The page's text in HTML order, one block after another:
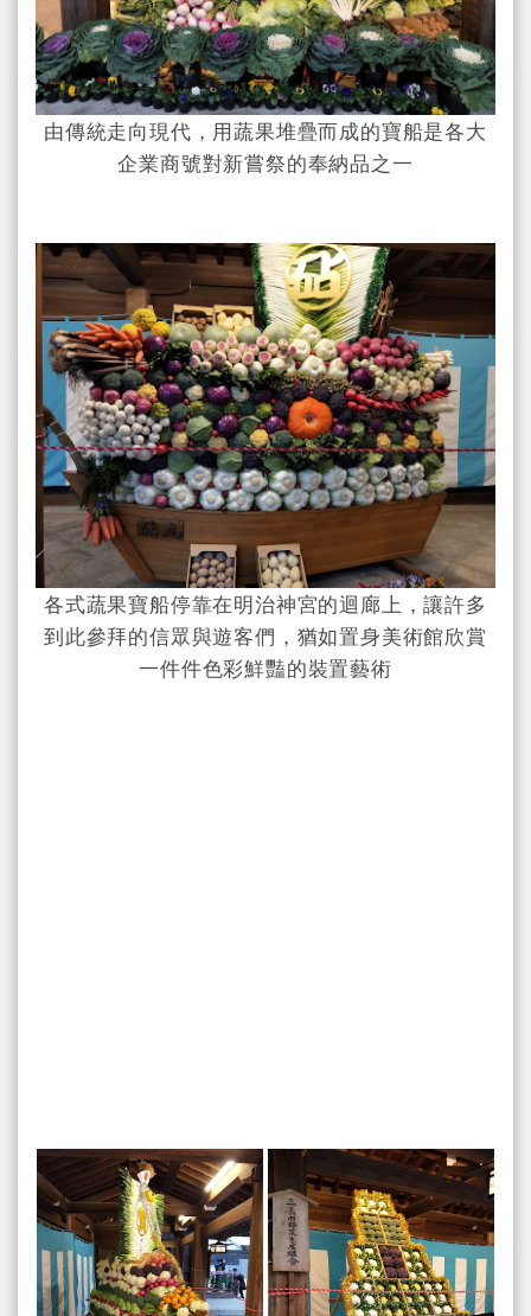
由傳統走向現代，用蔬果堆疊而成的寶船是各大
企業商號對新嘗祭的奉納品之一
各式蔬果寶船停靠在明治神宮的迴廊上，讓許多
到此參拜的信眾與遊客們，猶如置身美術館欣賞
一件件色彩鮮豔的裝置藝術